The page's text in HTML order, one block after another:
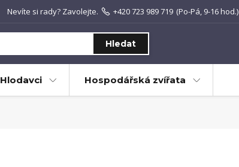
Hledat
Nevíte si rady? Zavolejte. +420 723 989 719 (Po-Pá, 9-16 hod.)
Hlodavci Hospodářská zvířata